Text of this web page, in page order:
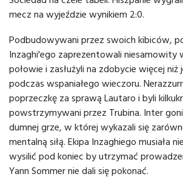
mecz na wyjeździe wynikiem 2:0.
Podbudowywani przez swoich kibiców,
Inzaghi'ego zaprezentowali niesamowity
połowie i zasłużyli na zdobycie więcej niż
podczas wspaniałego wieczoru.
poprzeczkę za sprawą Lautaro i byli
powstrzymywani przez Trubina. Inter
dumnej grze, w której wykazali się
mentalną siłą. Ekipa Inzaghiego musiała
wysilić pod koniec by utrzymać
Yann Sommer nie dali się pokonać.